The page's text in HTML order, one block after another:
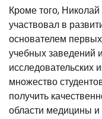
Кроме того,
участвовал в
основателем
учебных заведений
исследовательских
множество
получить
области медицины и